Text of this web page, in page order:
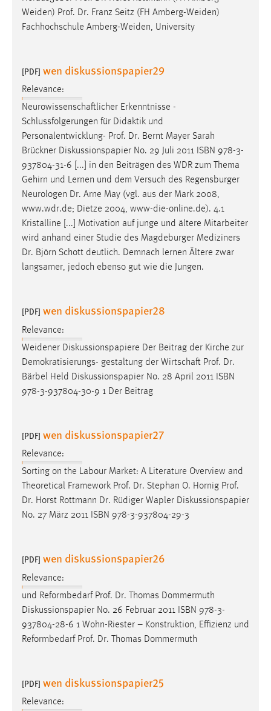
Weiden) Prof. Dr. Franz Seitz (FH Amberg-Weiden)
Fachhochschule Amberg-Weiden, University
[PDF] wen diskussionspapier29
Relevance:
Neurowissenschaftlicher Erkenntnisse -
Schlussfolgerungen für Didaktik und
Personalentwicklung- Prof. Dr. Bernt Mayer Sarah
Brückner Diskussionspapier No. 29 Juli 2011 ISBN 978-3-
937804-31-6 [...] in den Beiträgen des WDR zum Thema
Gehirn und Lernen und dem Versuch des Regensburger
Neurologen Dr. Arne May (vgl. aus der Mark 2008,
www.wdr.de; Dietze 2004, www-die-online.de). 4.1
Kristalline [...] Motivation auf junge und ältere Mitarbeiter
wird anhand einer Studie des Magdeburger Mediziners
Dr. Björn Schott deutlich. Demnach lernen Ältere zwar
langsamer, jedoch ebenso gut wie die Jungen.
[PDF] wen diskussionspapier28
Relevance:
Weidener Diskussionspapiere Der Beitrag der Kirche zur
Demokratisierungs- gestaltung der Wirtschaft Prof. Dr.
Bärbel Held Diskussionspapier No. 28 April 2011 ISBN
978-3-937804-30-9 1 Der Beitrag
[PDF] wen diskussionspapier27
Relevance:
Sorting on the Labour Market: A Literature Overview and
Theoretical Framework Prof. Dr. Stephan O. Hornig Prof.
Dr. Horst Rottmann Dr. Rüdiger Wapler Diskussionspapier
No. 27 März 2011 ISBN 978-3-937804-29-3
[PDF] wen diskussionspapier26
Relevance:
und Reformbedarf Prof. Dr. Thomas Dommermuth
Diskussionspapier No. 26 Februar 2011 ISBN 978-3-
937804-28-6 1 Wohn-Riester – Konstruktion, Effizienz und
Reformbedarf Prof. Dr. Thomas Dommermuth
[PDF] wen diskussionspapier25
Relevance: